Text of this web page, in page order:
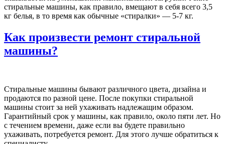
стиральные машины, как правило, вмещают в себя всего 3,5
кг белья, в то время как обычные «стиралки» — 5-7 кг.
Как произвести ремонт стиральной
машины?
Стиральные машины бывают различного цвета, дизайна и
продаются по разной цене. После покупки стиральной
машины стоит за ней ухаживать надлежащим образом.
Гарантийный срок у машины, как правило, около пяти лет. Но
с течением времени, даже если вы будете правильно
ухаживать, потребуется ремонт. Для этого лучше обратиться к